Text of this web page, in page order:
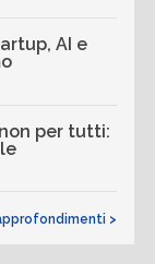
AI e
per tutti:
>